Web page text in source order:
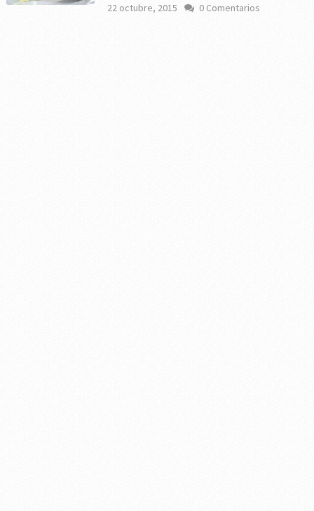
22 octubre, 2015 0 Comentarios